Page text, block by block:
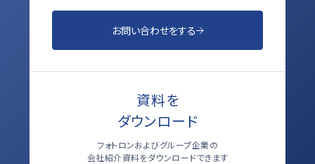
お問い合わせをする
資料を
ダウンロード
フォトロンおよびグループ企業の
会社紹介資料をダウンロードできます